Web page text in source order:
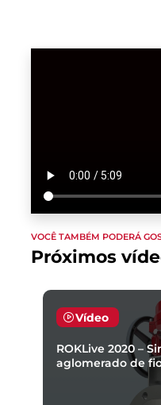
VOCÊ TAMBÉM PODERÁ
Próximos
Vídeo
ROKLive 2020 –
aglomerado de